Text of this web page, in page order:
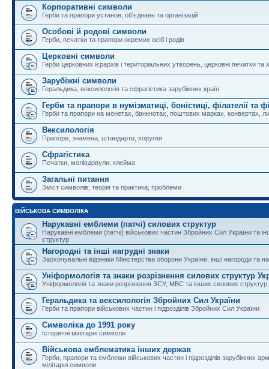
Корпоративні символи
Герби та прапори установ, об'єднань та організацій
Особові й родові символи
Герби, печатки та прапори окремих осіб і родів
Церковні символи
Герби церковних ієрархів і територіальних утворень, церковні печатки та
Зарубіжні символи
Геральдика, вексилологія та сфрагістика зарубіжних країн
Герби та прапори в нумізматиці, боністиці, філателії та
Герби та прапори на монетах, банкнотах, поштових марках, конвертах,
Вексилологія
Прапори, знамена, штандарти, хоругви
Сфрагістика
Печатки, молівдовули, клейма
Загальні питання
Зміст символів; теорія та практика; проблеми
ВІЙСЬКОВА СИМВОЛІКА
Нарукавні емблеми (патчі) силових структур
Нарукавні емблеми (патчі) військових частин Збройних Сил України та
структур
Нагородні та інші нагрудні знаки
Заохочувальні відзнаки Міністерства оборони України, інші нагороди та
Уніформологія та знаки розрізнення силових структур
Уніформологія та знаки розрізнення ЗСУ, МВС та інших силових структур
Геральдика та вексилологія Збройних Сил України
Герби та прапори військових частин і підрозділів Збройних Сил України
Символіка до 1991 року
Історичні мілітарні символи
Військова емблематика інших держав
Герби, прапори та емблеми військових частин і підрозділів зарубіжних
мілітарні символи